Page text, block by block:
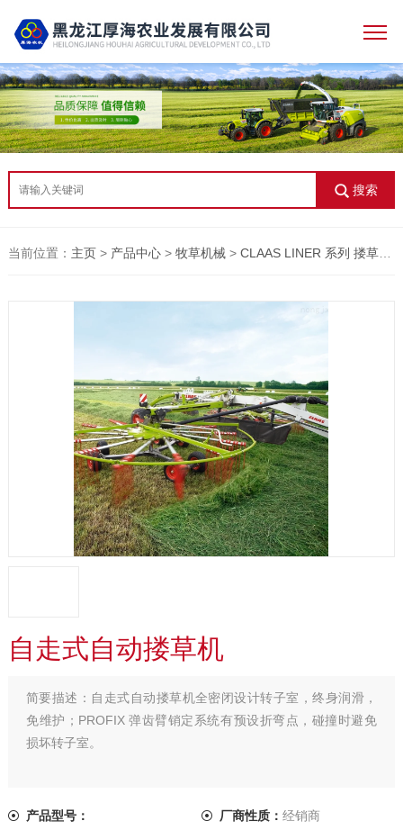
搜索
当前位置： 主页> 产品中心> 牧草机械> CLAAS LINER 系列 搂草机
自走式自动搂草机
简要描述： 自走式自动搂草机全密闭设计转子室，终身润滑，
免维护；PROFIX 弹齿臂销定系统有预设折弯点，碰撞时避免
损坏转子室。
产品型号： 厂商性质： 经销商